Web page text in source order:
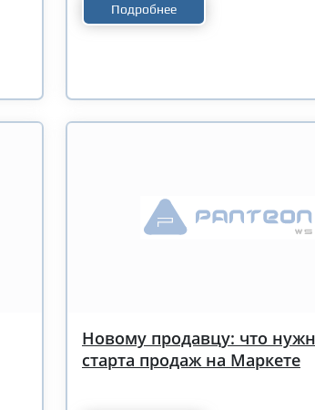
Подробнее
Новому продавцу: что
старта продаж на Маркете